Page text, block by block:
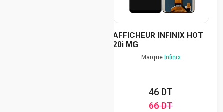
AFFICHEUR INFINIX HOT
20i MG
Marque Infinix
46 DT
66 DT